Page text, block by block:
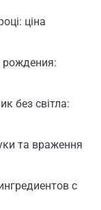
ціна
рождения:
без світла:
та враження
с